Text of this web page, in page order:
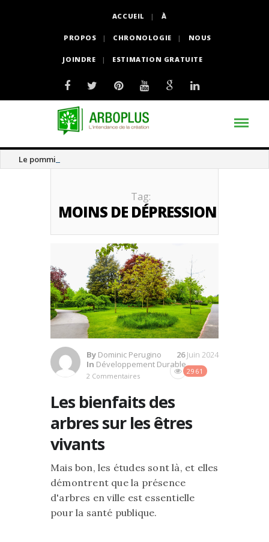
ACCUEIL À
PROPOS CHRONOLOGIE NOUS
JOINDRE ESTIMATION GRATUITE
Le pommier thé
Tag:
MOINS DE DÉPRESSION
By Dominic Perugino
In Développement Durable
2 Commentaires
2961
26Juin 2024
Les bienfaits des
arbres sur les êtres
vivants
Mais bon, les études sont là, et elles
démontrent que la présence
d'arbres en ville est essentielle
pour la santé publique.